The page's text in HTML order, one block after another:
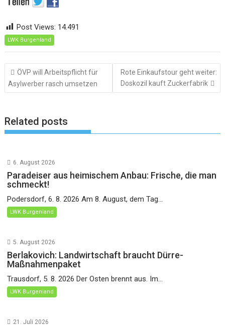
Post Views: 14.491
LWK Burgenland
Beitragsnavigation
ÖVP will Arbeitspflicht für
Asylwerber rasch umsetzen
Rote Einkaufstour geht weiter:
Doskozil kauft Zuckerfabrik
Related posts
6. August 2026
Paradeiser aus heimischem Anbau: Frische, die man
schmeckt!
Podersdorf, 6. 8. 2026 Am 8. August, dem Tag...
LWK Burgenland
5. August 2026
Berlakovich: Landwirtschaft braucht Dürre-
Maßnahmenpaket
Trausdorf, 5. 8. 2026 Der Osten brennt aus. Im...
LWK Burgenland
21. Juli 2026